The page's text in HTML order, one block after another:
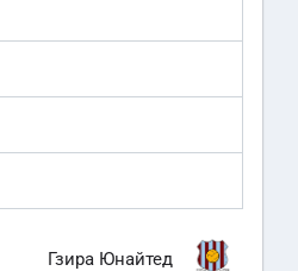
Гзира Юнайтед